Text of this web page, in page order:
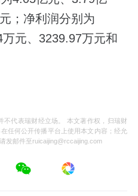
；净利润分别为
元、3239.97万元和
不代表瑞财经立场。 本文著作权，归瑞财
任何公开传播平台上使用本文内容；经允
发邮件至ruicaijing@rccaijing.com